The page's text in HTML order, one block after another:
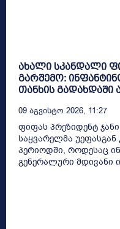
ახალი სკანდალი
გარშემო:
თანხის გადახდაში
09 Აგვისტო 2026, 11:27
ფიფას პრეზიდენტ
საყვარელმა უეფასგან
პერიოდში, როდესაც
გენერალური მდივანი